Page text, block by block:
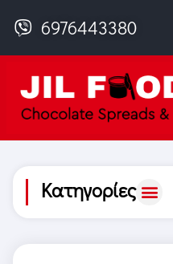
6976443380
Κατηγορίες